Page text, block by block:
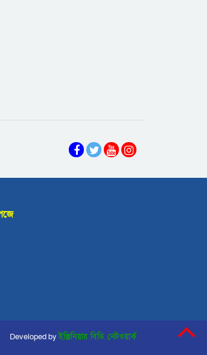
নানি নিহত
আমতলীতে হত্যা মামলার
রহমান কারামুক্ত
বরিশালে থানা ঘেরাও,
Developed byইঞ্জিনিয়ার বিডি নেটওয়ার্ক